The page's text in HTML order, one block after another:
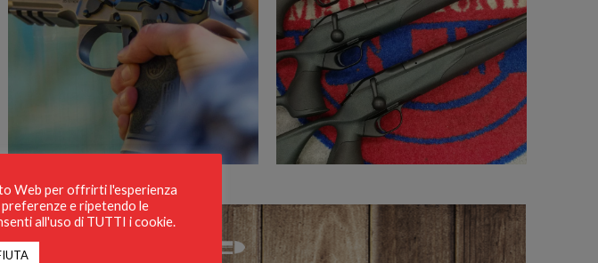
Web per offrirti l'esperienza
e ripetendo le
all'uso di TUTTI i cookie.